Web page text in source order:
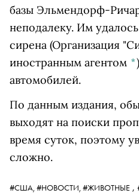
базы Эльмендорф-
неподалеку. Им
сирена (Организация
иностранным агентом *)
автомобилей.
По данным издания,
выходят на поиски
время суток, поэтому
сложно.
#США, #НОВОСТИ, #ЖИВОТНЫЕ ,